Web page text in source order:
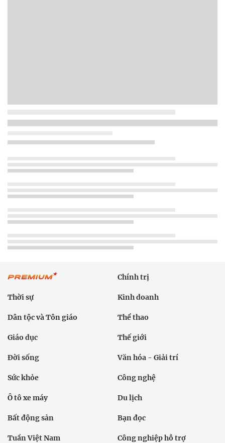
Chính trị
Thời sự Kinh doanh
Dân tộc và Tôn giáo Thể thao
Giáo dục Thế giới
Đời sống Văn hóa - Giải trí
Sức khỏe Công nghệ
Ô tô xe máy Du lịch
Bất động sản Bạn đọc
Tuần Việt Nam Công nghiệp hỗ trợ